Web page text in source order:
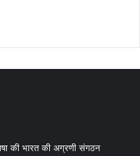
की भारत की अग्रणी संगठन